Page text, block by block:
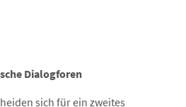
Dialogforen
sich für ein zweites